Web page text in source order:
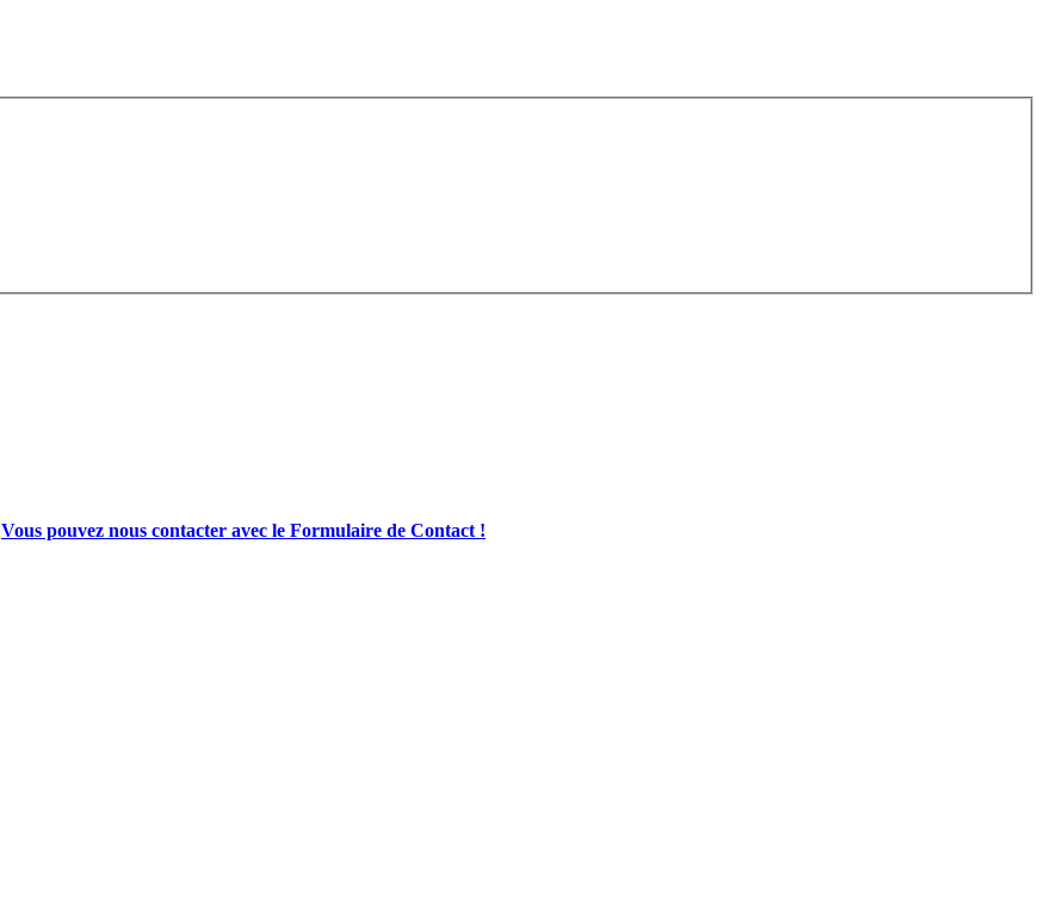
Vous pouvez nous contacter avec le Formulaire de Contact !